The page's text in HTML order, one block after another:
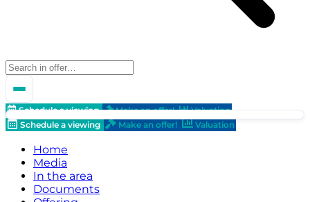
Schedule a viewing Make an offer!
Valuation
Schedule a viewing
Make an offer! Valuation
Home
Media
In the area
Documents